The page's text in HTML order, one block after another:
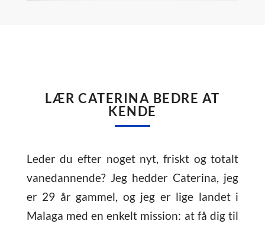
LÆR CATERINA BEDRE AT
KENDE
Leder du efter noget nyt, friskt og totalt
vanedannende? Jeg hedder Caterina, jeg
er 29 år gammel, og jeg er lige landet i
Malaga med en enkelt mission: at få dig til